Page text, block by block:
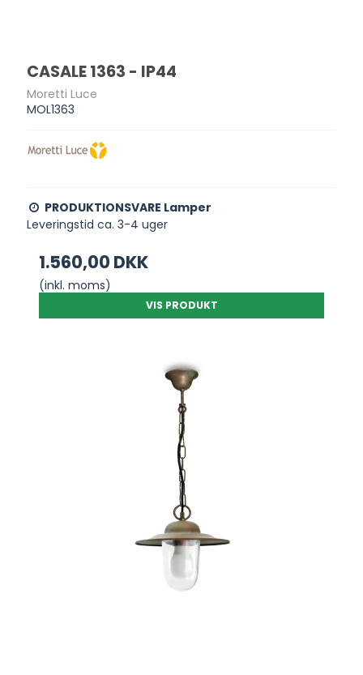
CASALE 1363 - IP44
Moretti Luce
MOL1363
PRODUKTIONSVARE Lamper
Leveringstid ca. 3-4 uger
1.560,00 DKK
(inkl. moms)
VIS PRODUKT